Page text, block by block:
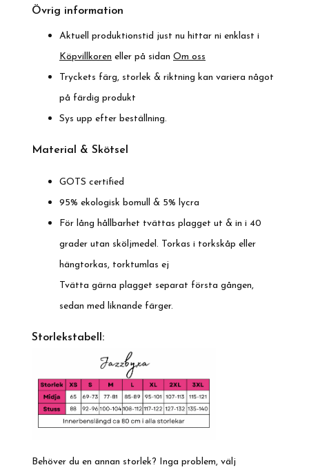
Övrig information
Aktuell produktionstid just nu hittar ni enklast i
Köpvillkoren eller på sidan Om oss
Tryckets färg, storlek & riktning kan variera något
på färdig produkt
Sys upp efter beställning.
Material & Skötsel
GOTS certified
95% ekologisk bomull & 5% lycra
För lång hållbarhet tvättas plagget ut & in i 40
grader utan sköljmedel. Torkas i torkskåp eller
hängtorkas, torktumlas ej
Tvätta gärna plagget separat första gången,
sedan med liknande färger.
Storlekstabell:
Behöver du en annan storlek? Inga problem, välj